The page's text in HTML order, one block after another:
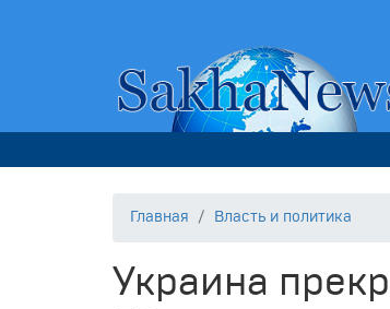
Главная Власть и политика
Украина